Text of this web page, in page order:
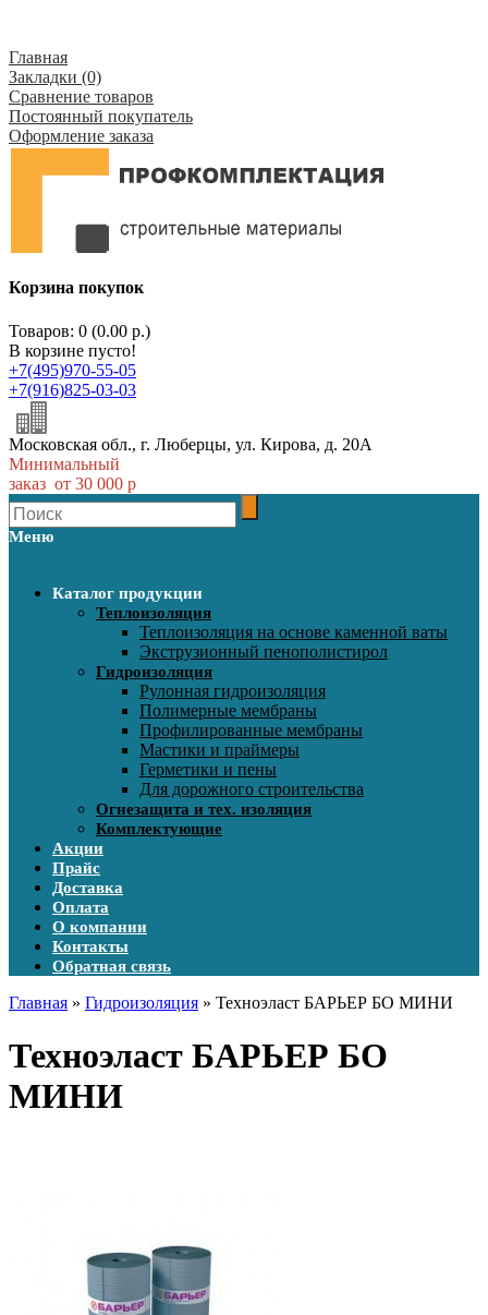
Главная
Закладки (0)
Сравнение товаров
Постоянный покупатель
Оформление заказа
Корзина покупок
Товаров: 0 (0.00 р.)
В корзине пусто!
+7(495)970-55-05
+7(916)825-03-03
Московская обл., г. Люберцы, ул. Кирова, д. 20А
Минимальный
заказ от 30 000 р
Меню
Каталог продукции
Теплоизоляция
Теплоизоляция на основе каменной ваты
Экструзионный пенополистирол
Гидроизоляция
Рулонная гидроизоляция
Полимерные мембраны
Профилированные мембраны
Мастики и праймеры
Герметики и пены
Для дорожного строительства
Огнезащита и тех. изоляция
Комплектующие
Акции
Прайс
Доставка
Оплата
О компании
Контакты
Обратная связь
Главная » Гидроизоляция » Техноэласт БАРЬЕР БО МИНИ
Техноэласт БАРЬЕР БО
МИНИ